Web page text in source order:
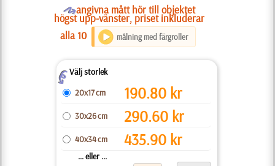
Oangivna mått hör till objektet
högst upp-vänster, priset inkluderar
alla 10
målning med färgroller
ZVälj storlek
20x17 cm
190.80 kr
30x26 cm 290.60 kr
40x34 cm 435.90 kr
... eller ...